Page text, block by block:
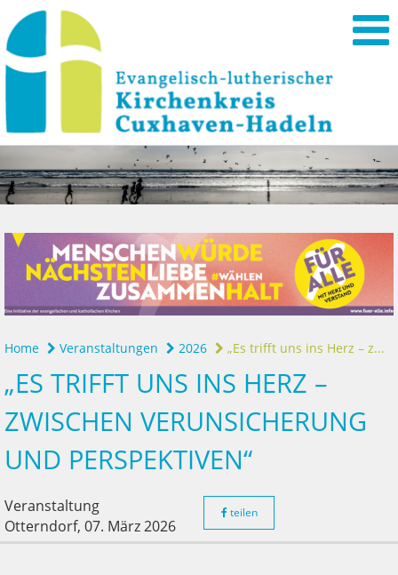
Home Veranstaltungen 2026 „Es trifft uns ins Herz – z...
„ES TRIFFT UNS INS HERZ –
ZWISCHEN VERUNSICHERUNG
UND PERSPEKTIVEN“
Veranstaltung
Otterndorf, 07. März 2026
teilen